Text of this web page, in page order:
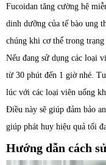
Fucoidan tăng cường hệ
dinh dưỡng của tế bào ung
chúng khi cơ thể trong trạng
Nếu đang sử dụng các loại
từ 30 phút đến 1 giờ nhé.
lúc với các loại viên uống
Điều này sẽ giúp đảm bảo
giúp phát huy hiệu quả tối
Hướng dẫn cách